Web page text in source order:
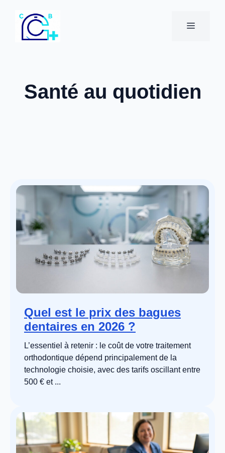
contenu
MENU
Santé au quotidien
Quel est le prix des bagues
dentaires en 2026 ?
L’essentiel à retenir : le coût de votre traitement
orthodontique dépend principalement de la
technologie choisie, avec des tarifs oscillant entre
500 € et ...